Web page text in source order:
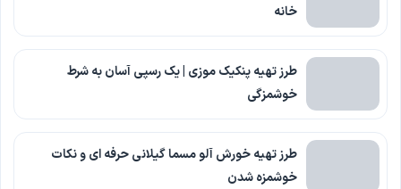
خانه
طرز تهیه پنکیک موزی | یک رسپی آسان به شرط
خوشمزگی
طرز تهیه خورش آلو مسما گیلانی حرفه ای و نکات
خوشمزه شدن